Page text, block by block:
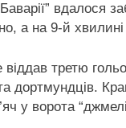
вдалося
а на 9-й
третю
дортмундців.
у ворота